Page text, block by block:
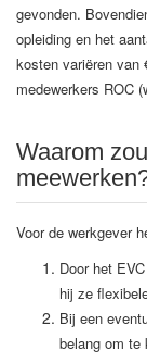
gevonden.
opleiding en het
kosten variëren van
medewerkers ROC
Waarom
Voor de werkgever
Door het
hij ze
Bij een
belang om te